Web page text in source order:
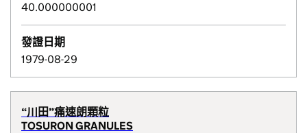
40.000000001
發證日期
1979-08-29
“川田”痛速朗顆粒
TOSURON GRANULES